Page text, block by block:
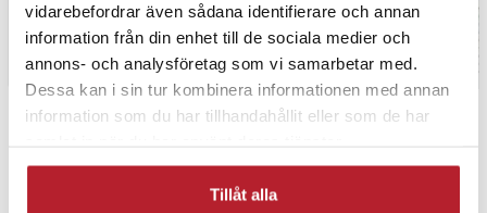
vidarebefordrar även sådana identifierare och annan
information från din enhet till de sociala medier och
annons- och analysföretag som vi samarbetar med.
Dessa kan i sin tur kombinera informationen med annan
information som du har tillhandahållit eller som de har
Tillåt alla
UTFÖRSÄLJNING